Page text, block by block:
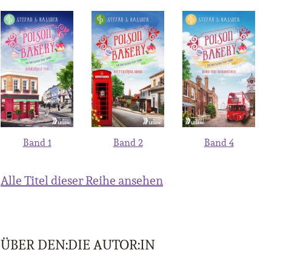
Band 1 Band 2 Band 4
Alle Titel dieser Reihe ansehen
ÜBER DEN:DIE AUTOR:IN